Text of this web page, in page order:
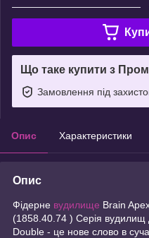
Що таке купити з
Замовлення під
Опис Характеристики
Опис
Фідерне вудилище Brain
(1858.40.74 ) Серія вудилищ
Double - це нове слово в